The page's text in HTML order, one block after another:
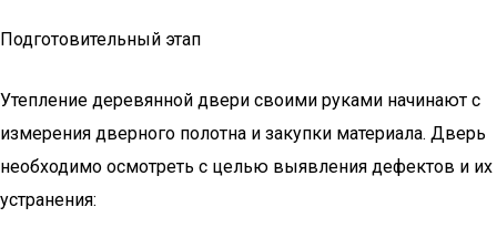
Подготовительный этап
Утепление деревянной двери своими руками начинают с
измерения дверного полотна и закупки материала. Дверь
необходимо осмотреть с целью выявления дефектов и их
устранения: